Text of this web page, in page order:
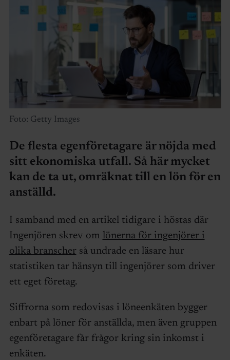
Foto: Getty Images
De flesta egenföretagare är nöjda med
sitt ekonomiska utfall. Så här mycket
kan de ta ut, omräknat till en lön för en
anställd.
I samband med en artikel tidigare i höstas där
Ingenjören skrev om lönerna för ingenjörer i
olika branscherså undrade en läsare hur
statistiken tar hänsyn till ingenjörer som driver
ett eget företag.
Siffrorna som redovisas i löneenkäten bygger
enbart på löner för anställda, men även gruppen
egenföretagare får frågor kring sin inkomst i
enkäten.